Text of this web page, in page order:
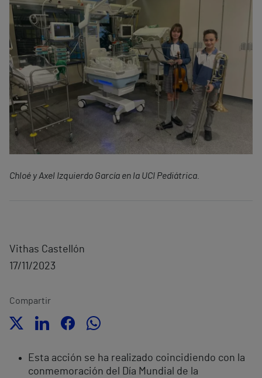
Chloé y Axel Izquierdo García en la UCI Pediátrica.
Vithas Castellón
17/11/2023
Compartir
Esta acción se ha realizado coincidiendo con la
conmemoración del Día Mundial de la